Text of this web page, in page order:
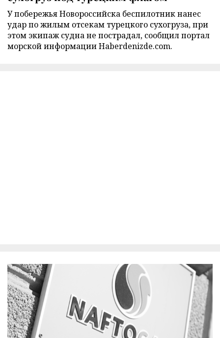
У побережья Новороссийска беспилотник нанес
удар по жилым отсекам турецкого сухогруза, при
этом экипаж судна не пострадал, сообщил портал
морской информации Haberdenizde.com.